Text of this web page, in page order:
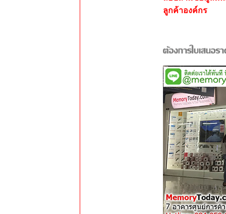
ลูกค้าองค์กร